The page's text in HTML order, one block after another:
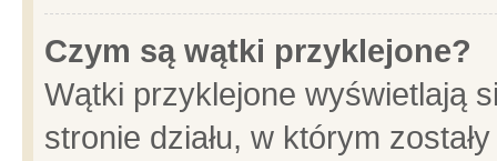
Czym są wątki przyklejone?
Wątki przyklejone wyświetlają
stronie działu, w którym